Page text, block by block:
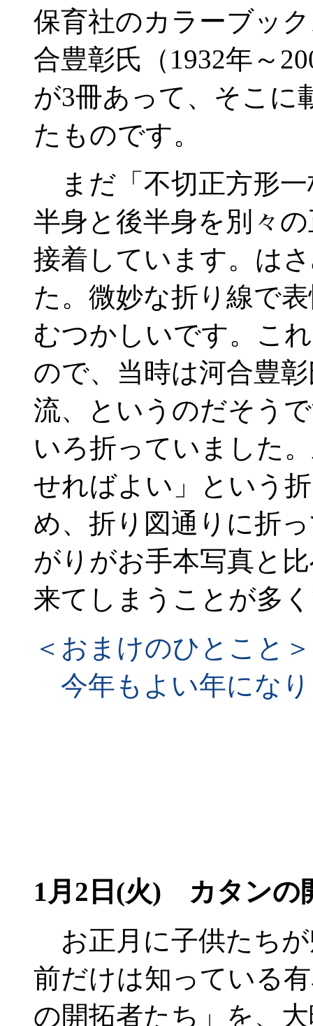
保育社のカラーブッ
合豊彰氏（1932年～
が3冊あって、そこに
たものです。
まだ「不切正方形一
半身と後半身を別々
接着しています。は
た。微妙な折り線で
むつかしいです。こ
ので、当時は河合豊
流、というのだそう
いろ折っていました
せればよい」という
め、折り図通りに折
がりがお手本写真と
来てしまうことが多
＜おまけのひとこと＞
今年もよい年にな
1月2日(火) カタンの
お正月に子供たち
前だけは知っている
の開拓者たち」を、